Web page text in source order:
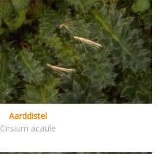
Aarddistel
Cirsium acaule